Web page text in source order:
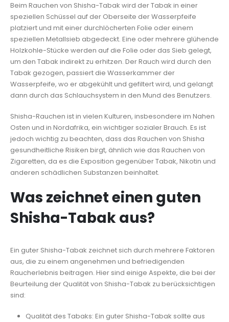
Beim Rauchen von Shisha-Tabak wird der Tabak in einer
speziellen Schüssel auf der Oberseite der Wasserpfeife
platziert und mit einer durchlöcherten Folie oder einem
speziellen Metallsieb abgedeckt. Eine oder mehrere glühende
Holzkohle-Stücke werden auf die Folie oder das Sieb gelegt,
um den Tabak indirekt zu erhitzen. Der Rauch wird durch den
Tabak gezogen, passiert die Wasserkammer der
Wasserpfeife, wo er abgekühlt und gefiltert wird, und gelangt
dann durch das Schlauchsystem in den Mund des Benutzers.
Shisha-Rauchen ist in vielen Kulturen, insbesondere im Nahen
Osten und in Nordafrika, ein wichtiger sozialer Brauch. Es ist
jedoch wichtig zu beachten, dass das Rauchen von Shisha
gesundheitliche Risiken birgt, ähnlich wie das Rauchen von
Zigaretten, da es die Exposition gegenüber Tabak, Nikotin und
anderen schädlichen Substanzen beinhaltet.
Was zeichnet einen guten
Shisha-Tabak aus?
Ein guter Shisha-Tabak zeichnet sich durch mehrere Faktoren
aus, die zu einem angenehmen und befriedigenden
Raucherlebnis beitragen. Hier sind einige Aspekte, die bei der
Beurteilung der Qualität von Shisha-Tabak zu berücksichtigen
sind:
Qualität des Tabaks: Ein guter Shisha-Tabak sollte aus